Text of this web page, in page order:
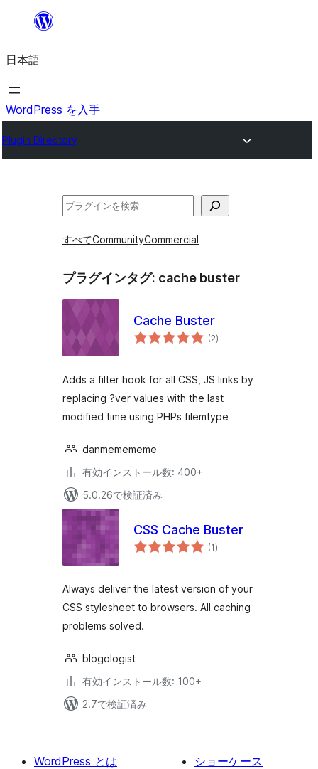
を
ス
キ
プ
日本語
WordPress を入手
Plugin Directory
検
すべてCommunityCommercial
プラグインタグ: cache buster
Cache Buster
(2個
の)
Adds a filter hook for all CSS, JS links by
replacing ?ver values with the last
modified time using PHPs filemtype
danmemememe
有効インストール数: 400+
5.0.26で検証済み
CSS Cache Buster
(1個
の)
Always deliver the latest version of your
CSS stylesheet to browsers. All caching
problems solved.
blogologist
有効インストール数: 100+
2.7で検証済み
WordPress とは
ショーケース